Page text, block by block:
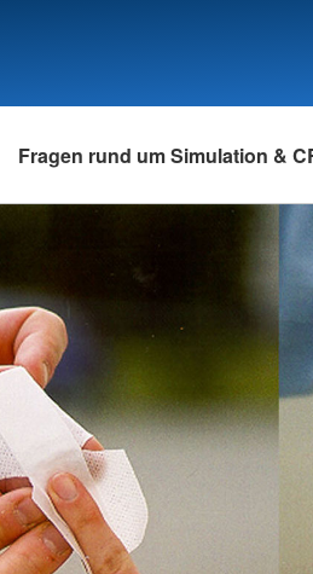
Fragen rund um Simulation &